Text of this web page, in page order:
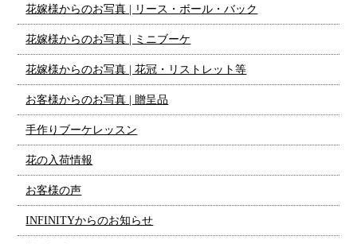
花嫁様からのお写真 | リース・ボール・バック
花嫁様からのお写真 | ミニブーケ
花嫁様からのお写真 | 花冠・リストレット等
お客様からのお写真 | 贈呈品
手作りブーケレッスン
花の入荷情報
お客様の声
INFINITYからのお知らせ